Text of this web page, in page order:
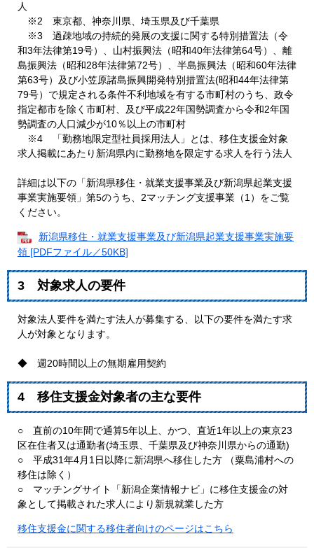
人
※2 東京都、神奈川県、埼玉県及び千葉県
※3 過疎地域の持続的発展の支援に関する特別措置法（令
和3年法律第19号）、山村振興法（昭和40年法律第64号）、離
島振興法（昭和28年法律第72号）、半島振興法（昭和60年法律
第63号）及び小笠原諸島振興開発特別措置法(昭和44年法律第
79号）で規定される条件不利地域を有する市町村のうち、政令
指定都市を除く市町村、及び平成22年国勢調査から令和2年国
勢調査の人口減少が10％以上の市町村
※4 「勤務地限定型社員採用法人」とは、移住支援金対象
求人掲載にあたり新潟県内に勤務地を限定する求人を行う法人
詳細は以下の「新潟県移住・就業支援事業及び新潟県起業支援
事業実施要領」第5のうち、2マッチング支援事業（1）をご覧
ください。
新潟県移住・就業支援事業及び新潟県起業支援事業実施要
領 [PDFファイル／50KB]
3 対象求人の要件
対象法人要件を満たす法人が募集する、以下の要件を満たす求
人が対象となります。
◆ 週20時間以上の無期雇用契約
4 移住支援金対象者の主な要件
○ 直前の10年間で通算5年以上、かつ、直近1年以上の東京23
区在住者又は通勤者(埼玉県、千葉県及び神奈川県からの通勤)
○ 平成31年4月1日以降に新潟県へ移住した方 （粟島浦村への
移住は除く）
○ マッチングサイト「新潟企業情報ナビ」に移住支援金の対
象として掲載された求人により新規就業した方
移住支援金に関する移住者向けのページはこちら